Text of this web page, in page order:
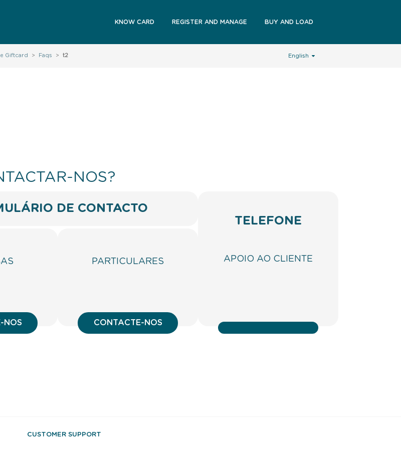
KNOW CARD REGISTER AND MANAGE BUY AND LOAD
Giftcard > Faqs > t2 English
NOS?
DE CONTACTO
NOS
PARTICULARES
CONTACTE-NOS
TELEFONE
APOIO AO CLIENTE
CUSTOMER SUPPORT